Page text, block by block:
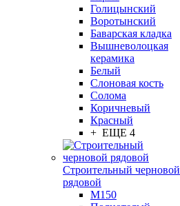
Голицынский
Воротынский
Баварская кладка
Вышневолоцкая
керамика
Белый
Слоновая кость
Солома
Коричневый
Красный
+ ЕЩЕ 4
Строительный черновой
рядовой
М150